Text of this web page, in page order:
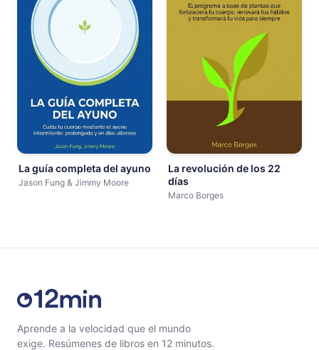
La guía completa del ayuno
Jason Fung & Jimmy Moore
La revolución de los 22
días
Marco Borges
Aprende a la velocidad que el mundo
exige. Resúmenes de libros en 12 minutos.